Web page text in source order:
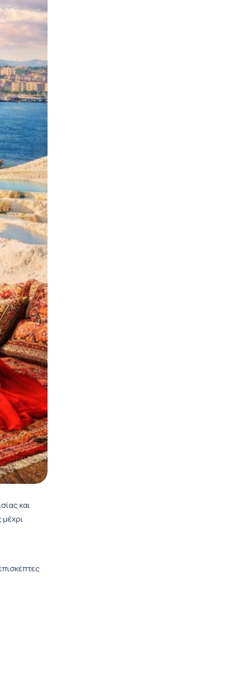
και
μέχρι